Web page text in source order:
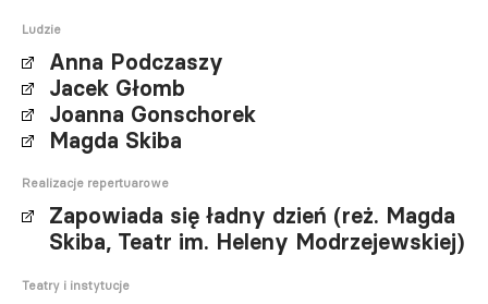
Ludzie
Anna Podczaszy
Jacek Głomb
Joanna Gonschorek
Magda Skiba
Realizacje repertuarowe
Zapowiada się ładny dzień (reż. Magda
Skiba, Teatr im. Heleny Modrzejewskiej)
Teatry i instytucje